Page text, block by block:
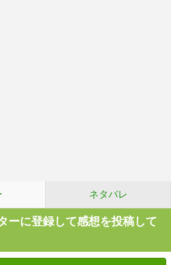
ネタバレ
ーに登録して感想を投稿して